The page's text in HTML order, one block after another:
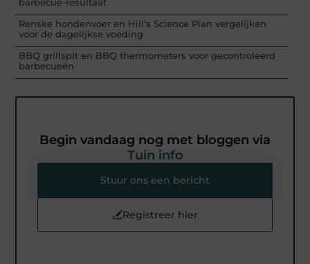
barbecue-resultaat
Renske hondenvoer en Hill’s Science Plan vergelijken
voor de dagelijkse voeding
BBQ grillspit en BBQ thermometers voor gecontroleerd
barbecueën
Begin vandaag nog met bloggen via
Tuin info
Stuur ons een bericht
Registreer hier